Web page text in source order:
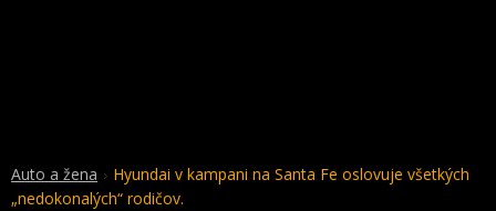
Auto a žena
Hyundai v kampani na Santa Fe oslovuje všetkých
„nedokonalých“ rodičov.